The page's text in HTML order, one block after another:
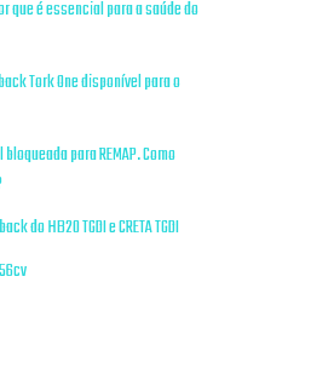
que é essencial para a saúde do
Tork One disponível para o
para REMAP. Como
do HB20 TGDI e CRETA TGDI